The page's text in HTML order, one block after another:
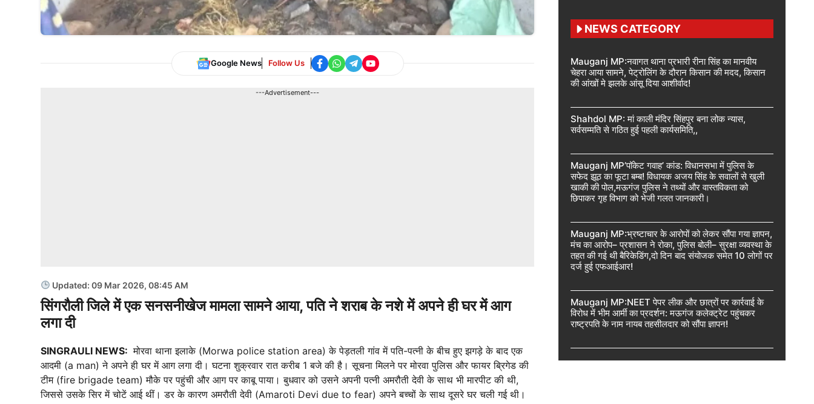
Google News Follow Us
---Advertisement---
Updated: 09 Mar 2026, 08:45 AM
सिंगरौली जिले में एक सनसनीखेज मामला सामने आया, पति ने शराब के नशे में अपने ही घर में आग
लगा दी
SINGRAULI NEWS: मोरवा थाना इलाके (Morwa police station area) के पेड़तली गांव में पति-पत्नी के बीच हुए झगड़े के बाद एक
आदमी (a man) ने अपने ही घर में आग लगा दी। घटना शुक्रवार रात करीब 1 बजे की है। सूचना मिलने पर मोरवा पुलिस और फायर ब्रिगेड की
टीम (fire brigade team) मौके पर पहुंची और आग पर काबू पाया। बुधवार को उसने अपनी पत्नी अमरौती देवी के साथ भी मारपीट की थी,
जिससे उसके सिर में चोटें आई थीं। डर के कारण अमरौती देवी (Amaroti Devi due to fear) अपने बच्चों के साथ दूसरे घर चली गई थी।
NEWS CATEGORY
Mauganj MP:नवागत थाना प्रभारी रीना सिंह का मानवीय
चेहरा आया सामने, पेट्रोलिंग के दौरान किसान की मदद, किसान
की आंखों मे झलके आंसू दिया आशीर्वाद!
Shahdol MP: मां काली मंदिर सिंहपुर बना लोक न्यास,
सर्वसम्मति से गठित हुई पहली कार्यसमिति,,
Mauganj MP’पॉकेट गवाह’ कांड: विधानसभा में पुलिस के
सफेद झूठ का फूटा बम्ब! विधायक अजय सिंह के सवालों से खुली
खाकी की पोल,मऊगंज पुलिस ने तथ्यों और वास्तविकता को
छिपाकर गृह विभाग को भेजी गलत जानकारी।
Mauganj MP:भ्रष्टाचार के आरोपों को लेकर सौंपा गया ज्ञापन,
मंच का आरोप– प्रशासन ने रोका, पुलिस बोली– सुरक्षा व्यवस्था के
तहत की गई थी बैरिकेडिंग,दो दिन बाद संयोजक समेत 10 लोगों पर
दर्ज हुई एफआईआर!
Mauganj MP:NEET पेपर लीक और छात्रों पर कार्रवाई के
विरोध में भीम आर्मी का प्रदर्शन: मऊगंज कलेक्ट्रेट पहुंचकर
राष्ट्रपति के नाम नायब तहसीलदार को सौंपा ज्ञापन!